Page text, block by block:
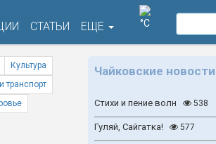
СТАТЬИ ЕЩЕ °C
Культура
транспорт
Чайковские новости
Стихи и пение волн 538
Гуляй, Сайгатка! 577